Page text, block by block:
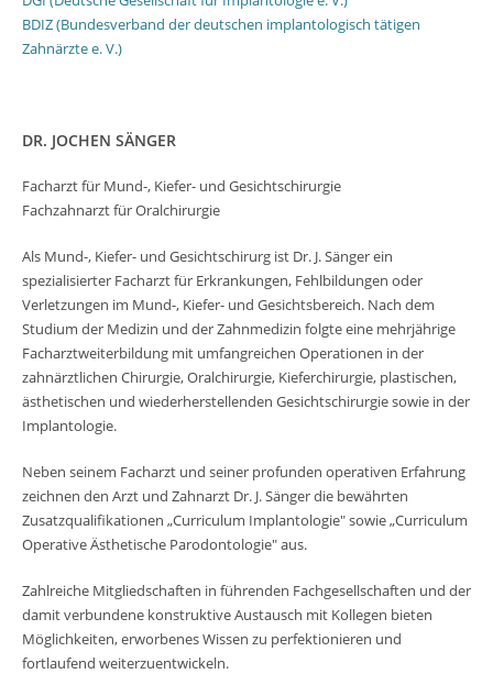
BDIZ (Bundesverband der deutschen implantologisch tätigen
Zahnärzte e. V.)
DR. JOCHEN SÄNGER
Facharzt für Mund-, Kiefer- und Gesichtschirurgie
Fachzahnarzt für Oralchirurgie
Als Mund-, Kiefer- und Gesichtschirurg ist Dr. J. Sänger ein
spezialisierter Facharzt für Erkrankungen, Fehlbildungen oder
Verletzungen im Mund-, Kiefer- und Gesichtsbereich. Nach dem
Studium der Medizin und der Zahnmedizin folgte eine mehrjährige
Facharztweiterbildung mit umfangreichen Operationen in der
zahnärztlichen Chirurgie, Oralchirurgie, Kieferchirurgie, plastischen,
ästhetischen und wiederherstellenden Gesichtschirurgie sowie in der
Implantologie.
Neben seinem Facharzt und seiner profunden operativen Erfahrung
zeichnen den Arzt und Zahnarzt Dr. J. Sänger die bewährten
Zusatzqualifikationen „Curriculum Implantologie" sowie „Curriculum
Operative Ästhetische Parodontologie" aus.
Zahlreiche Mitgliedschaften in führenden Fachgesellschaften und der
damit verbundene konstruktive Austausch mit Kollegen bieten
Möglichkeiten, erworbenes Wissen zu perfektionieren und
fortlaufend weiterzuentwickeln.